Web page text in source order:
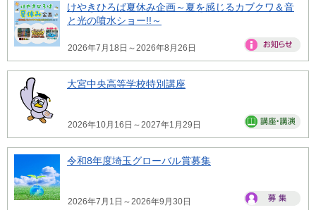
けやきひろば夏休み企画～夏を感じるカブクワ＆音
と光の噴水ショー!!～
2026年7月18日～2026年8月26日
大宮中央高等学校特別講座
2026年10月16日～2027年1月29日
令和8年度埼玉グローバル賞募集
2026年7月1日～2026年9月30日